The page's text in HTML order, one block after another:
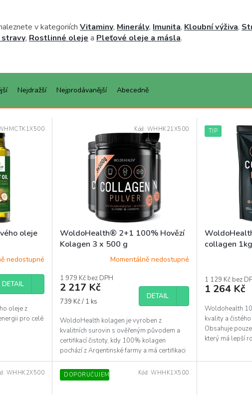
v kategoriích Vitaminy, Minerály, Imunita, Kloubní výživa,
, Rostlinné oleje a Pleťové oleje a másla.
Nejdražší Nejprodávanější Abecedně
oleje
nedostupné
DETAIL
oleje z
pro celé
WoldoHealth® 2+1 100% Hovězí
Kolagen 3 x 500 g
Momentálně nedostupné
1 979 Kč bez DPH
2 217 Kč
Měrná
739 Kč / 1 ks
DETAIL
WoldoHealth kolagen je vyroben z
kvalitních surovin s ověřeným původem a
certifikací čistoty, kdy 100% kolagen
pochází z Argentinské farmy a má certifikaci
Halal. Neobsahuje...
Kód: WHHK21X500 TIP
collagen 1kg
produktu
je
z
5
hvězdiček.
1 129 Kč bez
1 264 Kč
Woldohealth
kvality a
Obsahuje
který má lepší
WHHK2X500 DOPORUČUJEME Kód:WHHK1X500